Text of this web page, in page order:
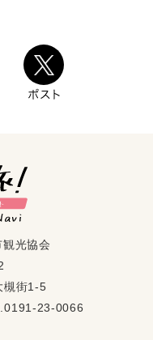
光協会
槻街1-5
23-0066